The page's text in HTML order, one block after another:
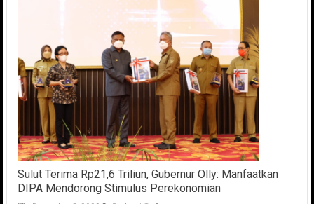
Sulut Terima Rp21,6 Triliun, Gubernur Olly: Manfaatkan
DIPA Mendorong Stimulus Perekonomian